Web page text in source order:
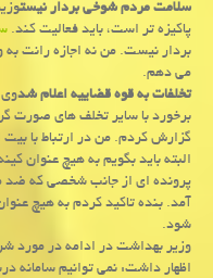
سلامت مردم شوخی بردار نیست
پاكیزه تر است، باید فعالیت كند.
بردار نیست. من نه اجازه رانت به
می دهم.
تخلفات به قوه قضاییه اعلام شدوی
برخورد با سایر تخلف های صورت
گزارش كردم. من در ارتباط با
البته باید بگویم به هیچ عنوان
پرونده ای از جانب شخصی كه ضد من
آمد. بنده تاكید كردم به هیچ
شود.
وزیر بهداشت در ادامه در مورد
اظهار داشت: نمی توانیم سامانه